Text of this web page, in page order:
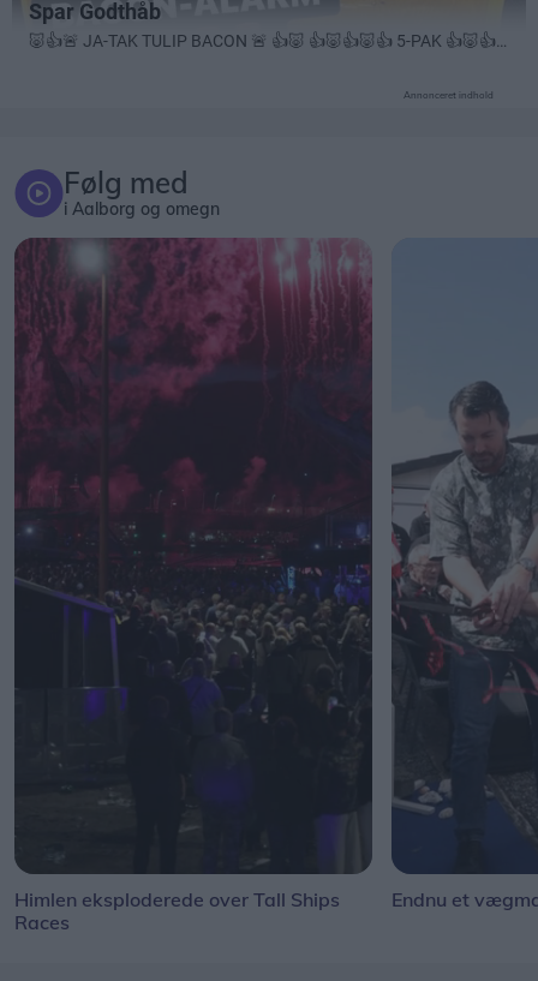
Annonceret indhold
Følg med
i Aalborg og omegn
Himlen eksploderede over Tall Ships
Races
Endnu et